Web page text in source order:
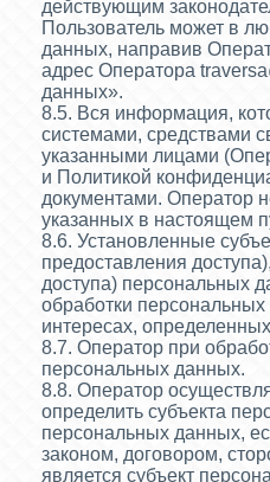
действующим
Пользователь может в
данных, направив
адрес Оператора
данных».
8.5. Вся информация,
системами, средствами
указанными лицами
и Политикой
документами. Оператор
указанных в настоящем
8.6. Установленные
предоставления
доступа) персональных
обработки
интересах,
8.7. Оператор при
персональных данных.
8.8. Оператор
определить субъекта
персональных данных,
законом, договором,
является субъект